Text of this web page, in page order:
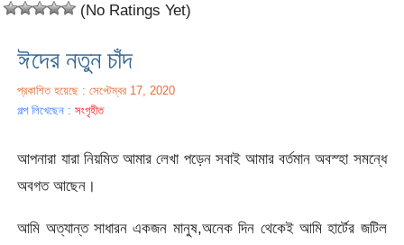
(No Ratings Yet)
ঈদের নতুন চাঁদ
প্রকাশিত হয়েছে : সেপ্টেম্বর 17, 2020
গল্প লিখেছেন :সংগৃহীত
আপনারা যারা নিয়মিত আমার লেখা পড়েন সবাই আমার বর্তমান অবস্হা সমন্ধে
অবগত আছেন।
আমি অত্যান্ত সাধারন একজন মানুষ,অনেক দিন থেকেই আমি হার্টের জটিল